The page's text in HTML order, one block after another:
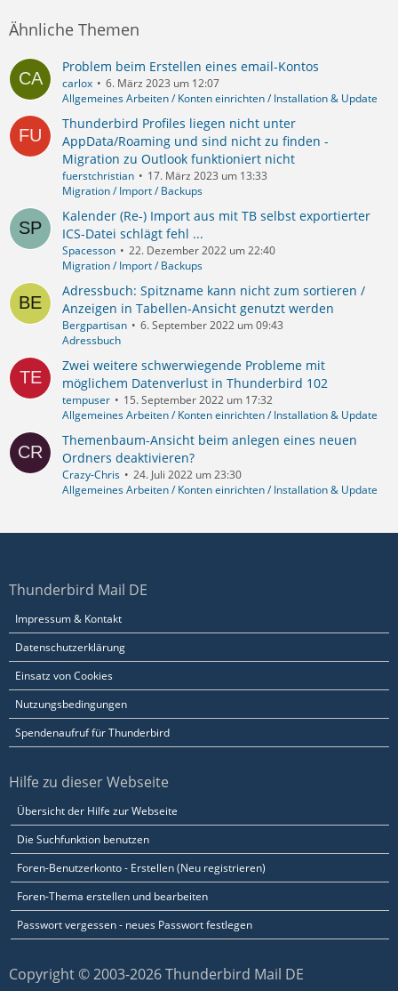
Ähnliche Themen
Problem beim Erstellen eines email-Kontos
carlox
6. März 2023 um 12:07
Allgemeines Arbeiten / Konten einrichten / Installation & Update
Thunderbird Profiles liegen nicht unter
AppData/Roaming und sind nicht zu finden -
Migration zu Outlook funktioniert nicht
fuerstchristian
17. März 2023 um 13:33
Migration / Import / Backups
Kalender (Re-) Import aus mit TB selbst exportierter
ICS-Datei schlägt fehl ...
Spacesson
22. Dezember 2022 um 22:40
Migration / Import / Backups
Adressbuch: Spitzname kann nicht zum sortieren /
Anzeigen in Tabellen-Ansicht genutzt werden
Bergpartisan
6. September 2022 um 09:43
Adressbuch
Zwei weitere schwerwiegende Probleme mit
möglichem Datenverlust in Thunderbird 102
tempuser
15. September 2022 um 17:32
Allgemeines Arbeiten / Konten einrichten / Installation & Update
Themenbaum-Ansicht beim anlegen eines neuen
Ordners deaktivieren?
Crazy-Chris
24. Juli 2022 um 23:30
Allgemeines Arbeiten / Konten einrichten / Installation & Update
Thunderbird Mail DE
Impressum & Kontakt
Datenschutzerklärung
Einsatz von Cookies
Nutzungsbedingungen
Spendenaufruf für Thunderbird
Hilfe zu dieser Webseite
Übersicht der Hilfe zur Webseite
Die Suchfunktion benutzen
Foren-Benutzerkonto - Erstellen (Neu registrieren)
Foren-Thema erstellen und bearbeiten
Passwort vergessen - neues Passwort festlegen
Copyright © 2003-2026 Thunderbird Mail DE